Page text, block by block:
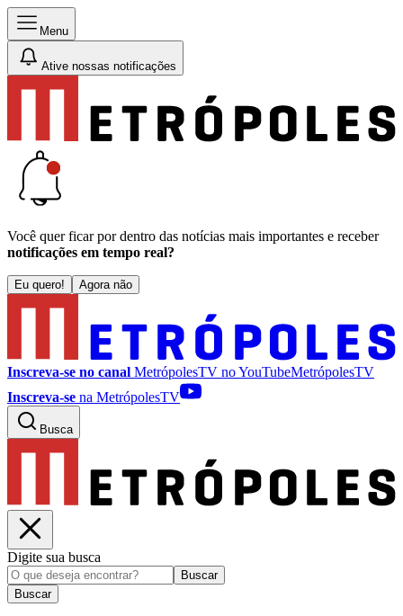
Menu
Ative nossas notificações
Você quer ficar por dentro das notícias mais importantes e receber
notificações em tempo real?
Eu quero! Agora não
Inscreva-se no canal MetrópolesTV noYouTubeMetrópolesTV
Inscreva-se na MetrópolesTV
Busca
Digite sua busca
Buscar
Buscar